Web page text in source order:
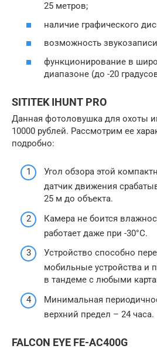
25 метров;
наличие графического
возможность
функционирование в
диапазоне (до -20
SITITEK IHUNT PRO
Данная фотоловушка для охоты
10000 рублей. Рассмотрим ее
подробно:
Угол обзора этой
датчик движения
25 м до объекта.
Камера не боится
работает даже при -30°С.
Устройство способно
мобильные устройства и
в тандеме с любыми
Минимальная
верхний предел – 24 часа.
FALCON EYE FE-AC400G